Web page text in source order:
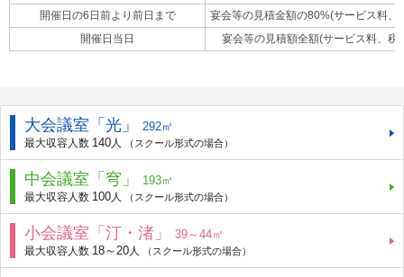
開催日の6日前より前日まで
宴会等の見積金額の80%(サービス料、
開催日当日
宴会等の見積額全額(サービス料、税
大会議室「光」 292㎡
最大収容人数 140 人 （スクール形式の場合）
中会議室「穹」 193㎡
最大収容人数 100 人 （スクール形式の場合）
小会議室「汀・渚」 39～44㎡
最大収容人数 18～20 人 （スクール形式の場合）